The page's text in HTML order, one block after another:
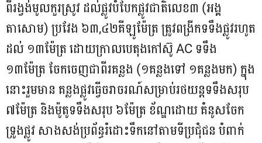
ពីរង្វង់មូលកួរស្រូវ ដល់ផ្លូវបំបែកផ្លូវជាតិលេខ៣ (អង្គ
តាសោម) ប្រវែង ៦៣,៤២គីឡូម៉ែត្រ ត្រូវពង្រីកទទឹងផ្លូវរហូត
ដល់ ១៣ម៉ែត្រ ដោយក្រាលបេតុងកៅស៊ូ AC ទទឹង
១៣ម៉ែត្រ ចែកចេញជាពីរគន្លង (១គន្លងទៅ ១គន្លងមក) ក្នុង
នោះរួមមាន គន្លងផ្លូវធ្វើចរាចរណ៍សម្រាប់រថយន្ដទទឹងសរុប
៧ម៉ែត្រ និងម៉ូតូទទឹងសរុប ៦ម៉ែត្រ ខ័ណ្ឌដោយ គំនូសចែក
ទ្រូងផ្លូវ សាងសង់ប្រព័ន្ធរំដោះទឹកនៅតាមទីប្រជុំជន បំពាក់